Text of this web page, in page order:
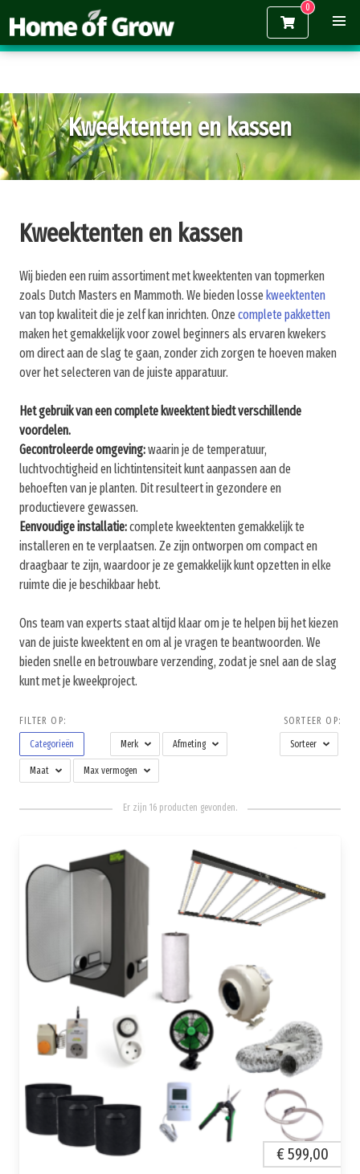
Gratis verzending vanaf €150,-
Kweektenten en kassen
Kweektenten en kassen
Wij bieden een ruim assortiment met kweektenten van topmerken
zoals Dutch Masters en Mammoth. We bieden losse kweektenten
van top kwaliteit die je zelf kan inrichten. Onze complete pakketten
maken het gemakkelijk voor zowel beginners als ervaren kwekers
om direct aan de slag te gaan, zonder zich zorgen te hoeven maken
over het selecteren van de juiste apparatuur.
Het gebruik van een complete kweektent biedt verschillende
voordelen.
Gecontroleerde omgeving:waarin je de temperatuur,
luchtvochtigheid en lichtintensiteit kunt aanpassen aan de
behoeften van je planten. Dit resulteert in gezondere en
productievere gewassen.
Eenvoudige installatie:complete kweektenten gemakkelijk te
installeren en te verplaatsen. Ze zijn ontworpen om compact en
draagbaar te zijn, waardoor je ze gemakkelijk kunt opzetten in elke
ruimte die je beschikbaar hebt.
Ons team van experts staat altijd klaar om je te helpen bij het kiezen
van de juiste kweektent en om al je vragen te beantwoorden. We
bieden snelle en betrouwbare verzending, zodat je snel aan de slag
kunt met je kweekproject.
FILTER OP:
Categorieën Merk Afmeting
Maat Max vermogen
SORTEER OP:
Sorteer
€ 599,00